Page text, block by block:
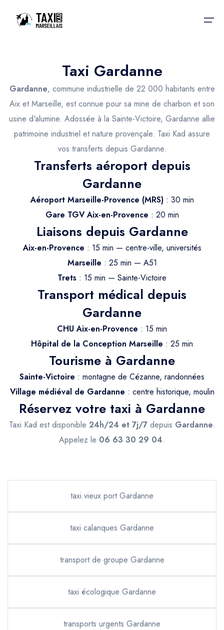
Nos services
Nos services
Taxis Aéroport
Trajet Gare SNCF
Trajet Port croisière
Trajet Séminaire
Trajet Santé
Trajet Longue Distance
Taxis aéroport
Réservation
Actualités & évènements
Contactez-nous
Taxi Gardanne
Gardanne, commune industrielle de 22 000 habitants entre
Aix et Marseille, est connue pour sa mine de charbon et son
usine d'alumine. Adossée à la Sainte-Victoire, Gardanne allie
patrimoine industriel et nature provençale. Taxi Kad assure
vos transferts depuis Gardanne.
Transferts aéroport depuis
Gardanne
Aéroport Marseille-Provence (MRS): 30 min
Gare TGV Aix-en-Provence : 20 min
Liaisons depuis Gardanne
Aix-en-Provence : 15 min — centre-ville, universités
Marseille : 25 min — A51
Trets : 15 min — Sainte-Victoire
Transport médical depuis
Gardanne
CHU Aix-en-Provence : 15 min
Hôpital de la Conception Marseille : 25 min
Tourisme à Gardanne
Sainte-Victoire : montagne de Cézanne, randonnées
Village médiéval de Gardanne : centre historique, moulin
Réservez votre taxi à Gardanne
Taxi Kad est disponible 24h/24 et 7j/7depuis Gardanne.
Appelez le 06 63 30 29 04.
taxi vieux port Gardanne
taxi calanques Gardanne
transport de groupe Gardanne
taxi écologique Gardanne
transports urgents Gardanne